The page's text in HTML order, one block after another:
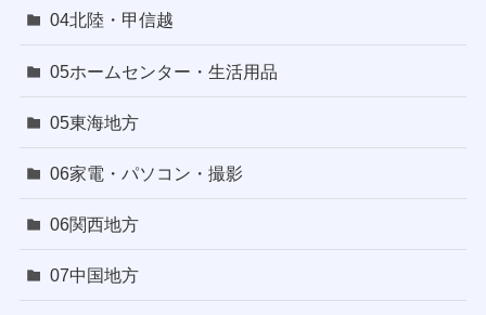
04北陸・甲信越
05ホームセンター・生活用品
05東海地方
06家電・パソコン・撮影
06関西地方
07中国地方